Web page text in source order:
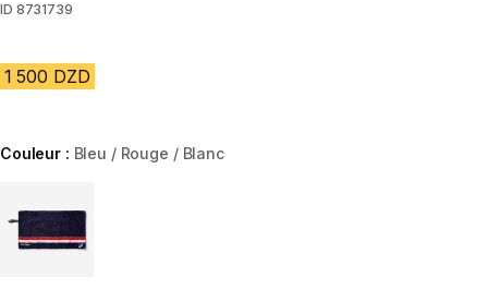
ID 8731739
1 500 DZD
Couleur : Bleu / Rouge / Blanc